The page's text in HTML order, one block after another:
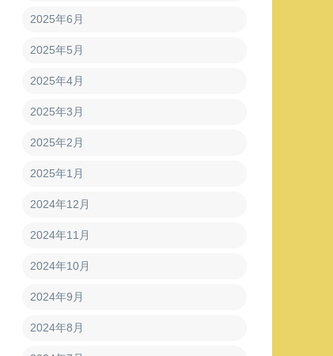
2025年6月
2025年5月
2025年4月
2025年3月
2025年2月
2025年1月
2024年12月
2024年11月
2024年10月
2024年9月
2024年8月